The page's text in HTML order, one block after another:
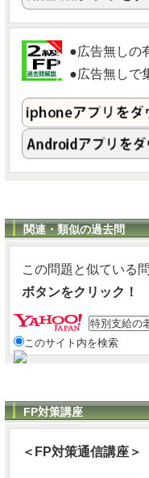
●広告無しの
●広告無しで
関連・類似の過去問
この問題と似ている
ボタンをクリック！
このサイト内を検索
FP対策講座
＜FP対策通信講座＞